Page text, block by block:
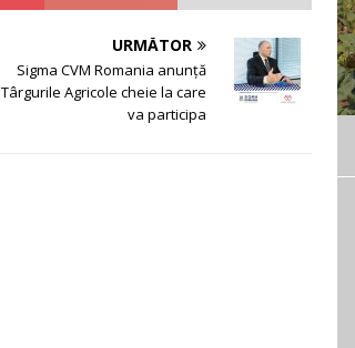
URMĂTOR
Sigma CVM Romania anunță
Târgurile Agricole cheie la care
va participa